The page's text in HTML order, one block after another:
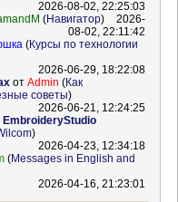
2026-08-02, 22:25:03
(Навигатор)
2026-
08-02, 22:11:42
(Курсы по технологии
2026-06-29, 18:22:08
от Admin (Как
советы)
2026-06-21, 12:24:25
EmbroideryStudio
)
2026-04-23, 12:34:18
(Messages in English and
2026-04-16, 21:23:01